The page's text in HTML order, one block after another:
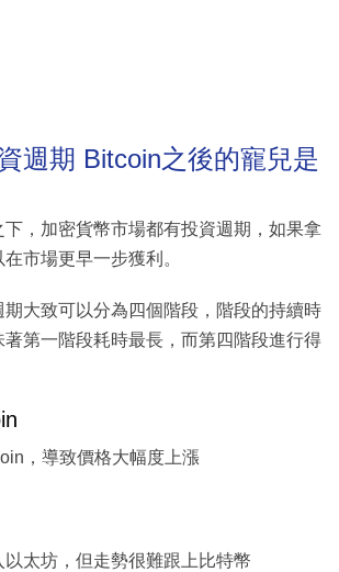
週期 Bitcoin之後的寵兒是
，加密貨幣市場都有投資週期，如果拿
市場更早一步獲利。
期大致可以分為四個階段，階段的持續時
著第一階段耗時最長，而第四階段進行得
，導致價格大幅度上漲
太坊，但走勢很難跟上比特幣